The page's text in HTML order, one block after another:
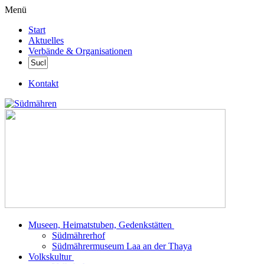
Menü
Start
Aktuelles
Verbände & Organisationen
Kontakt
Museen, Heimatstuben, Gedenkstätten
Südmährerhof
Südmährermuseum Laa an der Thaya
Volkskultur